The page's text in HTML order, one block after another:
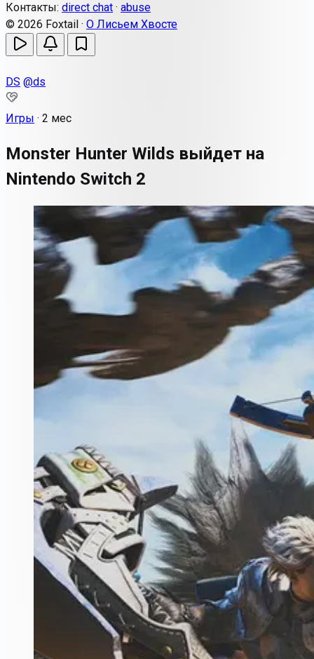
Контакты: direct chat · abuse
© 2026 Foxtail · О Лисьем Хвосте
DS @ds
Игры · 2 мес
Monster Hunter Wilds выйдет на
Nintendo Switch 2